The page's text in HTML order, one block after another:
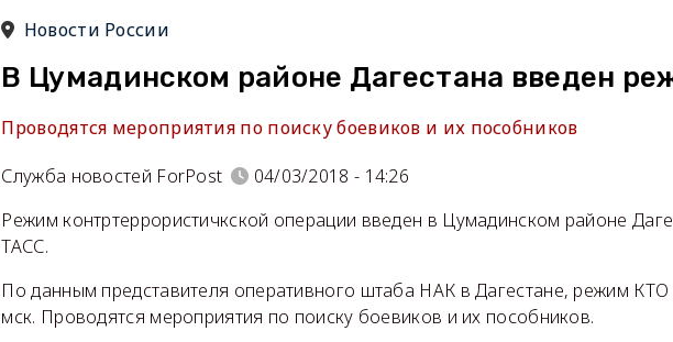
Новости России
В Цумадинском районе Дагестана введен
Проводятся мероприятия по поиску боевиков и их пособников
Служба новостей ForPost
04/03/2018 - 14:26
Режим контртеррористичкской операции введен в Цумадинском районе
ТАСС.
По данным представителя оперативного штаба НАК в Дагестане, режим
мск. Проводятся мероприятия по поиску боевиков и их пособников.